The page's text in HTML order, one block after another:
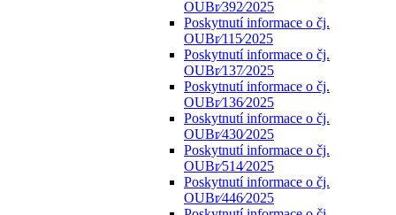
OUBr⁄392⁄2025
Poskytnutí informace o čj.
OUBr⁄115⁄2025
Poskytnutí informace o čj.
OUBr⁄137⁄2025
Poskytnutí informace o čj.
OUBr⁄136⁄2025
Poskytnutí informace o čj.
OUBr⁄430⁄2025
Poskytnutí informace o čj.
OUBr⁄514⁄2025
Poskytnutí informace o čj.
OUBr⁄446⁄2025